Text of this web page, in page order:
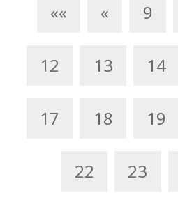
«« « 9
12 13 14
17 18 19
22 23